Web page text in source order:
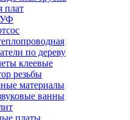
плат
по дереву
клеевые
резьбы
материалы
ванны
платы